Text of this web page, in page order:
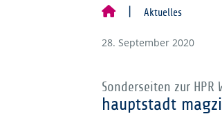
Aktuelles
28. September 2020
Sonderseiten zur
hauptstadt